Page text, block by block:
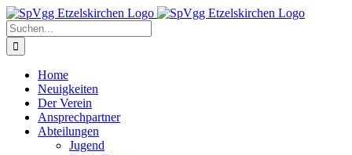
Zum
Inhalt
springen
Suche
nach:
Home
Neuigkeiten
Der Verein
Ansprechpartner
Abteilungen
Jugend